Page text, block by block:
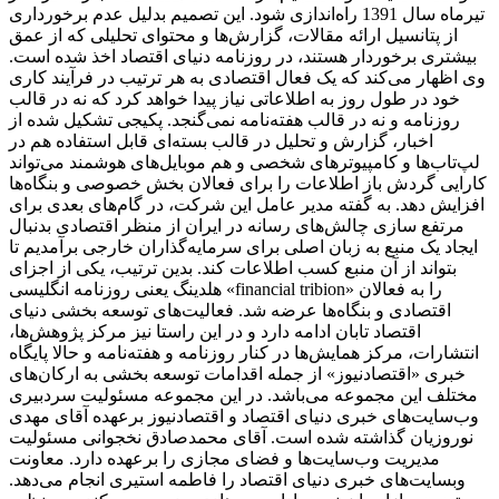
تیرماه سال 1391 راه‌اندازی شود. این تصمیم بدلیل عدم برخورداری
از پتانسیل ارائه مقالات، گزارش‌ها و محتوای تحلیلی که از عمق
بیشتری برخوردار هستند، در روزنامه دنیای اقتصاد اخذ شده است.
وی اظهار می‌کند که یک فعال اقتصادی به هر ترتیب در فرآیند کاری
خود در طول روز به اطلاعاتی نیاز پیدا خواهد کرد که نه در قالب
روزنامه و نه در قالب هفته‌نامه نمی‌گنجد. پکیجی تشکیل شده از
اخبار، گزارش و تحلیل در قالب بسته‌ای قابل استفاده هم در
لپ‌تاب‌ها و کامپیوترهای شخصی و هم موبایل‌های هوشمند می‌تواند
کارایی گردش باز اطلاعات را برای فعالان بخش خصوصی و بنگاه‌ها
افزایش دهد. به گفته مدیر عامل این شرکت، در گام‌های بعدی برای
مرتفع سازی چالش‌های رسانه در ایران از منظر اقتصادی بدنبال
ایجاد یک منبع به زبان اصلی برای سرمایه‌گذاران خارجی برآمدیم تا
بتواند از آن منبع کسب اطلاعات کند. بدین ترتیب، یکی از اجزای
هلدینگ یعنی روزنامه انگلیسی «financial tribion» را به فعالان
اقتصادی و بنگاه‌ها عرضه شد. فعالیت‌های توسعه بخشی دنیای
اقتصاد تابان ادامه دارد و در این راستا نیز مرکز پژوهش‌ها،
انتشارات، مرکز همایش‌ها در کنار روزنامه و هفته‌نامه و حالا پایگاه
خبری «اقتصادنیوز» از جمله اقدامات توسعه بخشی به ارکان‌های
مختلف این مجموعه می‌باشد. در این مجموعه مسئولیت سردبیری
وب‌سایت‌های خبری دنیای اقتصاد و اقتصادنیوز برعهده آقای مهدی
نوروزیان گذاشته شده است. آقای محمدصادق نخجوانی مسئولیت
مدیریت وب‌سایت‌ها و فضای مجازی را برعهده دارد. معاونت
وبسایت‌های خبری دنیای اقتصاد را فاطمه استیری انجام می‌دهد.